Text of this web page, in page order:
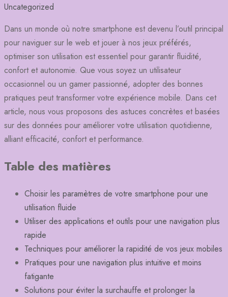
Uncategorized
Dans un monde où notre smartphone est devenu l’outil principal
pour naviguer sur le web et jouer à nos jeux préférés,
optimiser son utilisation est essentiel pour garantir fluidité,
confort et autonomie. Que vous soyez un utilisateur
occasionnel ou un gamer passionné, adopter des bonnes
pratiques peut transformer votre expérience mobile. Dans cet
article, nous vous proposons des astuces concrètes et basées
sur des données pour améliorer votre utilisation quotidienne,
alliant efficacité, confort et performance.
Table des matières
Choisir les paramètres de votre smartphone pour une
utilisation fluide
Utiliser des applications et outils pour une navigation plus
rapide
Techniques pour améliorer la rapidité de vos jeux mobiles
Pratiques pour une navigation plus intuitive et moins
fatigante
Solutions pour éviter la surchauffe et prolonger la